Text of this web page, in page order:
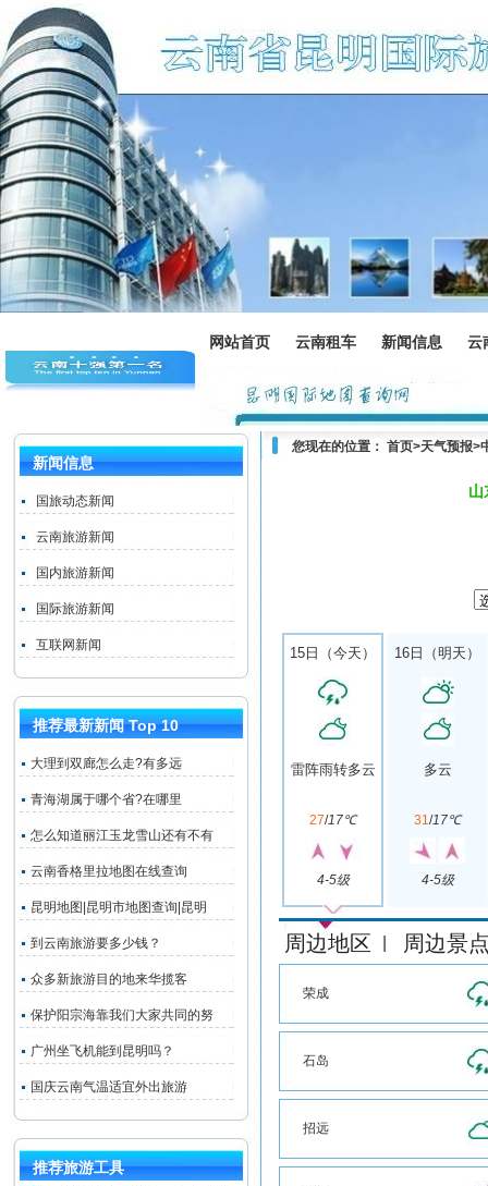
网站首页 云南租车 新闻信息 云
新闻信息
国旅动态新闻
云南旅游新闻
国内旅游新闻
国际旅游新闻
互联网新闻
推荐最新新闻 Top 10
大理到双廊怎么走?有多远
青海湖属于哪个省?在哪里
怎么知道丽江玉龙雪山还有不有
云南香格里拉地图在线查询
昆明地图|昆明市地图查询|昆明
到云南旅游要多少钱？
众多新旅游目的地来华揽客
保护阳宗海靠我们大家共同的努
广州坐飞机能到昆明吗？
国庆云南气温适宜外出旅游
推荐旅游工具
您现在的位置： 首页>天气预报>
山
15日（今天）
雷阵雨转多云
27/17℃
4-5级
16日（明天）
多云
31/17℃
4-5级
周边地区 周边景
荣成
石岛
招远